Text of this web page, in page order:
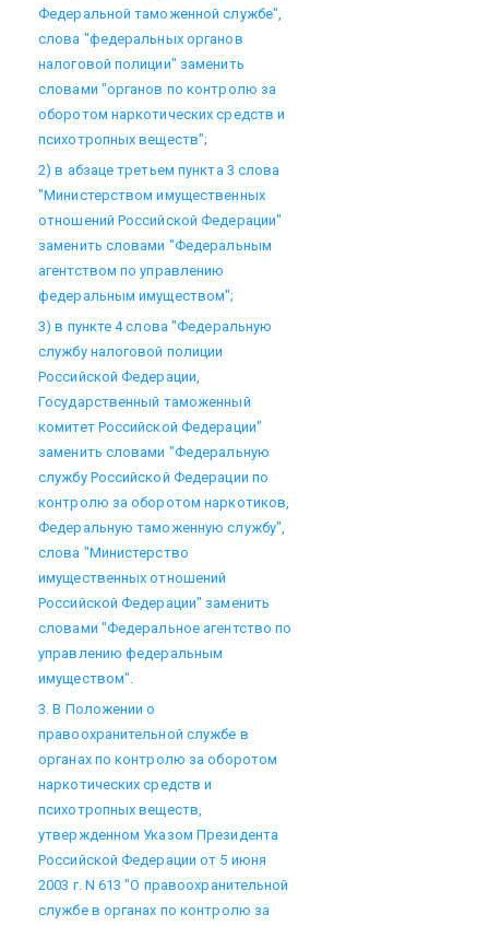
Федеральной таможенной службе",
слова "федеральных органов
налоговой полиции" заменить
словами "органов по контролю за
оборотом наркотических средств и
психотропных веществ";
2) в абзаце третьем пункта 3 слова
"Министерством имущественных
отношений Российской Федерации"
заменить словами "Федеральным
агентством по управлению
федеральным имуществом";
3) в пункте 4 слова "Федеральную
службу налоговой полиции
Российской Федерации,
Государственный таможенный
комитет Российской Федерации"
заменить словами "Федеральную
службу Российской Федерации по
контролю за оборотом наркотиков,
Федеральную таможенную службу",
слова "Министерство
имущественных отношений
Российской Федерации" заменить
словами "Федеральное агентство по
управлению федеральным
имуществом".
3. В Положении о
правоохранительной службе в
органах по контролю за оборотом
наркотических средств и
психотропных веществ,
утвержденном Указом Президента
Российской Федерации от 5 июня
2003 г. N 613 "О правоохранительной
службе в органах по контролю за